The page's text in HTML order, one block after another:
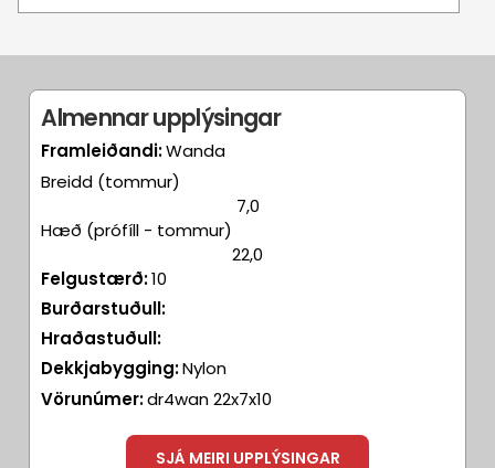
Almennar upplýsingar
Framleiðandi:Wanda
Breidd (tommur)
7,0
Hæð (prófíll - tommur)
22,0
Felgustærð:10
Burðarstuðull:
Hraðastuðull:
Dekkjabygging:Nylon
Vörunúmer:dr4wan 22x7x10
SJÁ MEIRI UPPLÝSINGAR